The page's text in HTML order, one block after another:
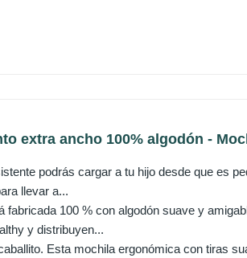
extra ancho 100% algodón -
podrás cargar a tu hijo desde que es
llevar a...
100 % con algodón suave y
y distribuyen...
Esta mochila ergonómica con tiras